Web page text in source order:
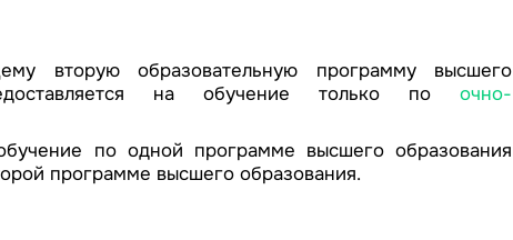
вторую образовательную программу высшего
на обучение только поочно-
по одной программе высшего образования
программе высшего образования.